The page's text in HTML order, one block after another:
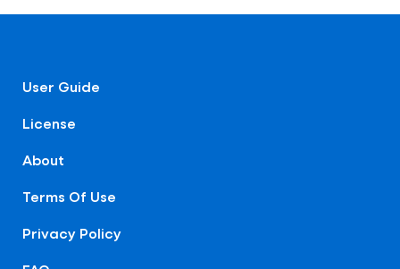
User Guide
License
About
Terms Of Use
Privacy Policy